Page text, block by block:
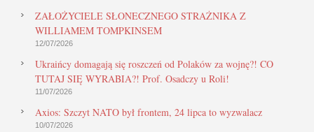
ZAŁOŻYCIELE SŁONECZNEGO STRAŻNIKA Z
WILLIAMEM TOMPKINSEM
12/07/2026
Ukraińcy domagają się roszczeń od Polaków za wojnę?! CO
TUTAJ SIĘ WYRABIA?! Prof. Osadczy u Roli!
11/07/2026
Axios: Szczyt NATO był frontem, 24 lipca to wyzwalacz
10/07/2026